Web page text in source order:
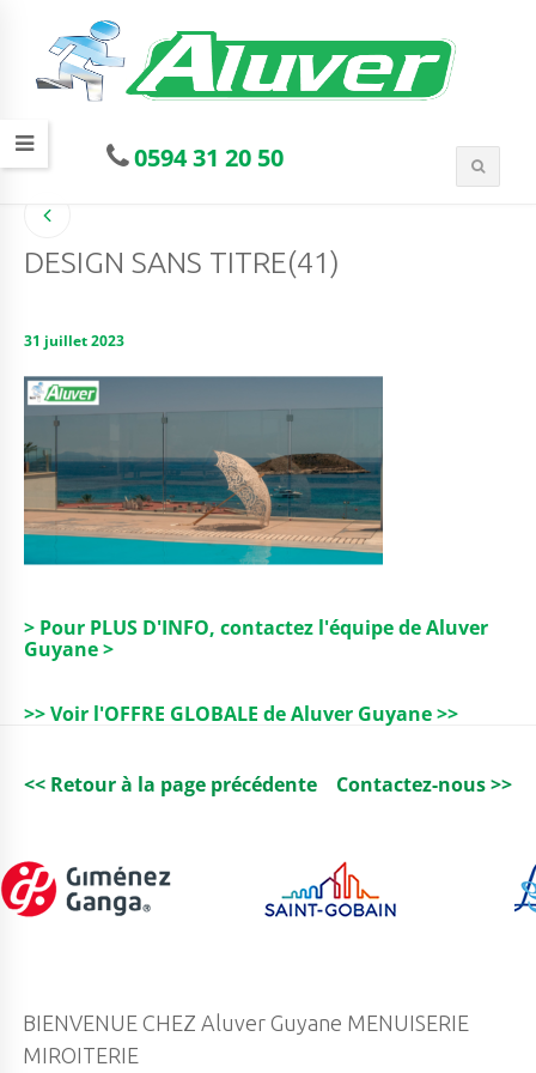
0594 31 20 50
DESIGN SANS TITRE(41)
31 juillet 2023
> Pour PLUS D'INFO, contactez l'équipe de Aluver
Guyane >
>> Voir l'OFFRE GLOBALE de Aluver Guyane >>
<< Retour à la page précédente Contactez-nous >>
BIENVENUE CHEZ Aluver Guyane MENUISERIE
MIROITERIE